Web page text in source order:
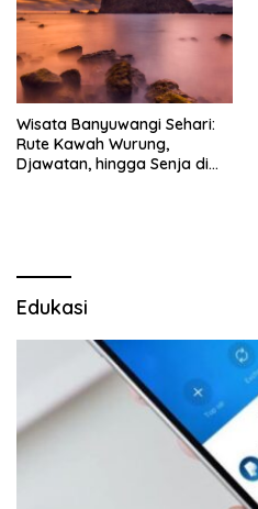
Wisata Banyuwangi Sehari:
Rute Kawah Wurung,
Djawatan, hingga Senja di
Edukasi